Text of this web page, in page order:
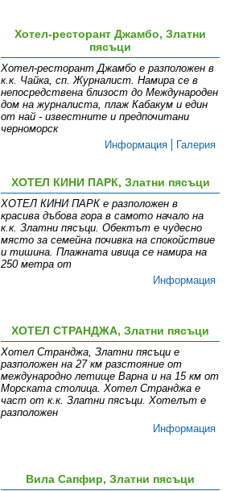
Хотел-ресторант Джамбо, Златни
пясъци
Хотел-ресторант Джамбо е разположен в
к.к. Чайка, сп. Журналист. Намира се в
непосредствена близост до Международен
дом на журналиста, плаж Кабакум и един
от най - известните и предпочитани
черноморск
Информация
Галерия
ХОТЕЛ КИНИ ПАРК, Златни пясъци
ХОТЕЛ КИНИ ПАРК е разположен в
красива дъбова гора в самото начало на
к.к. Златни пясъци. Обектът е чудесно
място за семейна почивка на спокойствие
и тишина. Плажната ивица се намира на
250 метра от
Информация
ХОТЕЛ СТРАНДЖА, Златни пясъци
Хотел Странджа, Златни пясъци е
разположен на 27 км разстояние от
международно летище Варна и на 15 км от
Морската столица. Хотел Странджа е
част от к.к. Златни пясъци. Хотелът е
разположен
Информация
Вила Сапфир, Златни пясъци